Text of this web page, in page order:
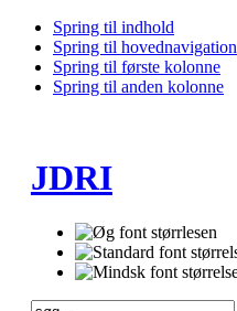
Spring til indhold
Spring til hovednavigation
Spring til første kolonne
Spring til anden kolonne
JDRI